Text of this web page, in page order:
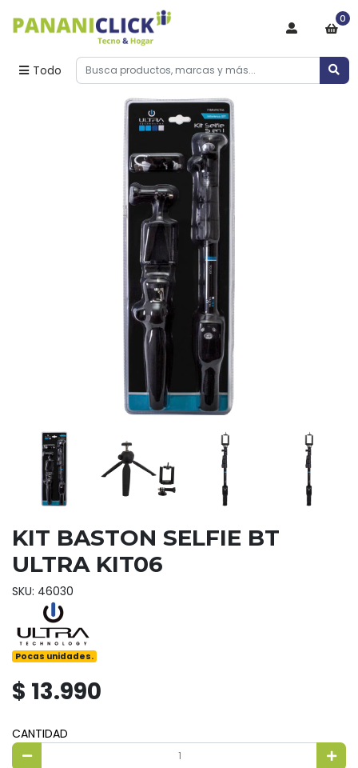
Todo
0
KIT BASTON SELFIE BT
ULTRA KIT06
SKU: 46030
Pocas unidades.
$ 13.990
CANTIDAD